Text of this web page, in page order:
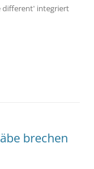
different' integriert
brechen